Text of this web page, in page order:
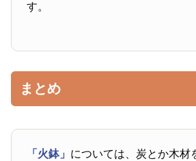
す。
まとめ
「火鉢」 については、炭とか木材